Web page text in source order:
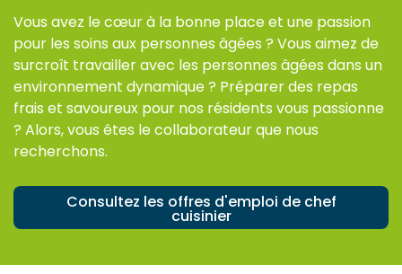
Vous avez le cœur à la bonne place et une passion
pour les soins aux personnes âgées ? Vous aimez de
surcroît travailler avec les personnes âgées dans un
environnement dynamique ? Préparer des repas
frais et savoureux pour nos résidents vous passionne
? Alors, vous êtes le collaborateur que nous
recherchons.
Consultez les offres d'emploi de chef
cuisinier